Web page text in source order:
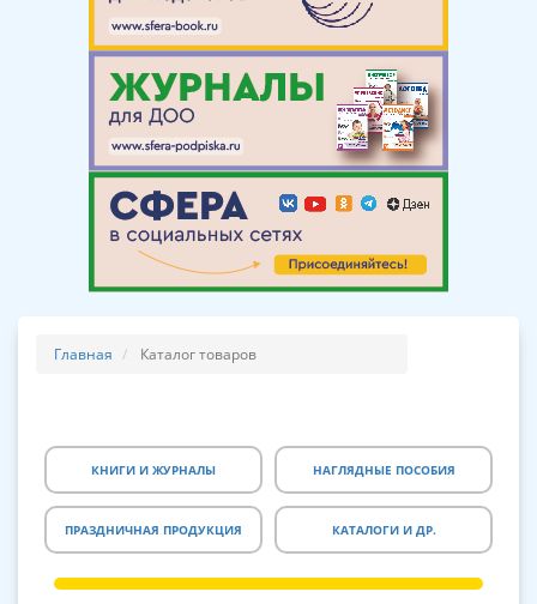
Главная Каталог товаров
КНИГИ И ЖУРНАЛЫ НАГЛЯДНЫЕ ПОСОБИЯ
ПРАЗДНИЧНАЯ ПРОДУКЦИЯ КАТАЛОГИ И ДР.